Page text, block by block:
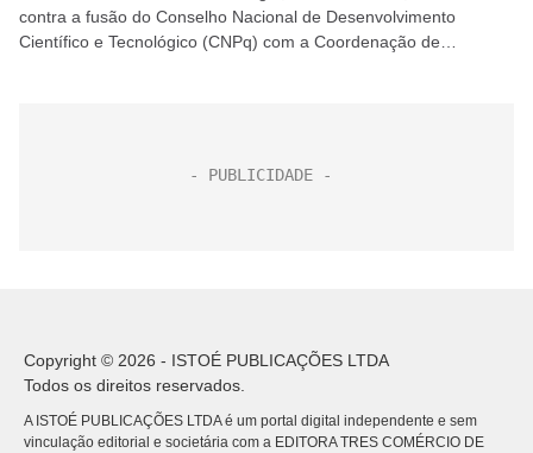
contra a fusão do Conselho Nacional de Desenvolvimento
Científico e Tecnológico (CNPq) com a Coordenação de
Copyright © 2026 - ISTOÉ PUBLICAÇÕES LTDA
Todos os direitos reservados.
A ISTOÉ PUBLICAÇÕES LTDA é um portal digital independente e sem
vinculação editorial e societária com a EDITORA TRES COMÉRCIO DE